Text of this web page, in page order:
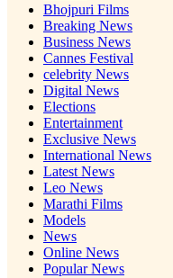
Bhojpuri Films
Breaking News
Business News
Cannes Festival
celebrity News
Digital News
Elections
Entertainment
Exclusive News
International News
Latest News
Leo News
Marathi Films
Models
News
Online News
Popular News